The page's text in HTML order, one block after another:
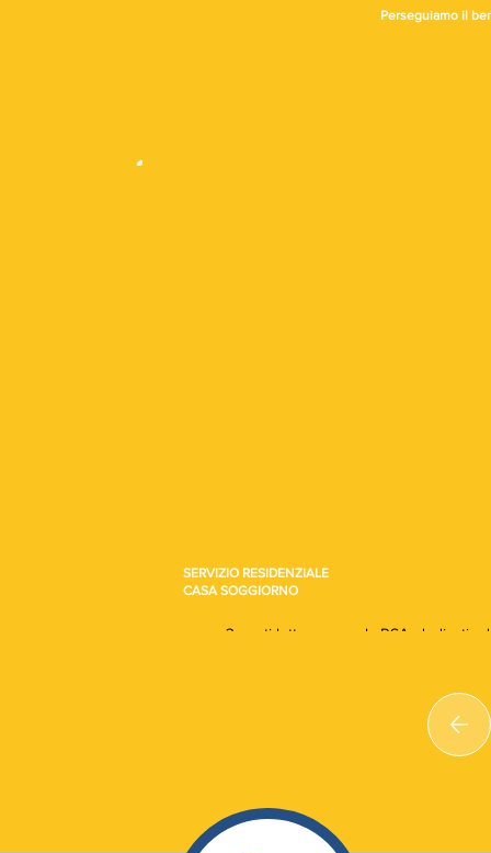
SERVIZIO RESIDENZIALE
CASA SOGGIORNO
3 posti letto, presso la RSA, dedicati
Perseguiamo il